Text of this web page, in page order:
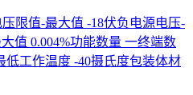
限值-最大值 -18伏负电源电压-
值 0.004%功能数量 一终端数
低工作温度 -40摄氏度包装体材